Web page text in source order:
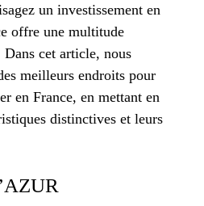
un investissement en
offre une multitude
Dans cet article, nous
meilleurs endroits pour
en France, en mettant en
distinctives et leurs